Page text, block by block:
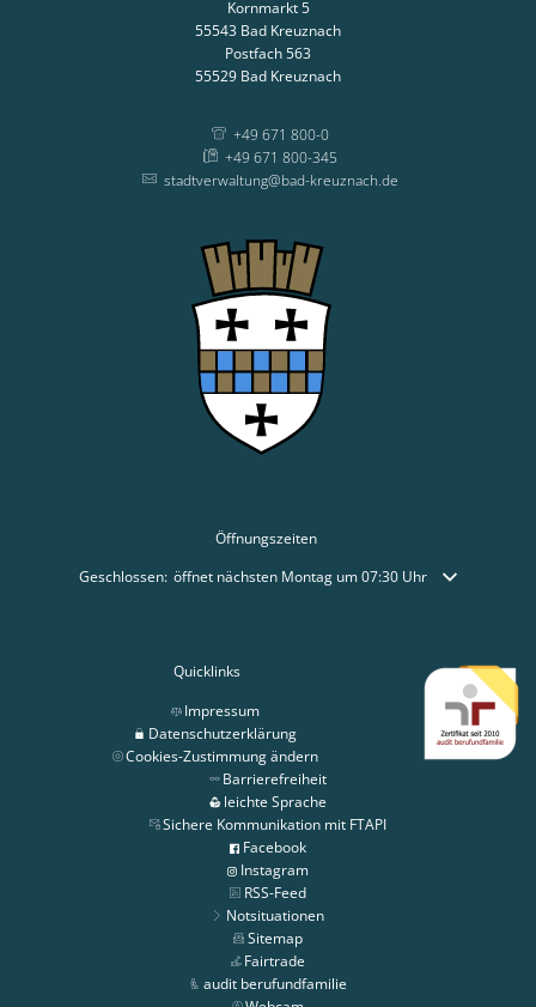
Kornmarkt 5
55543 Bad Kreuznach
Postfach 563
55529 Bad Kreuznach
+49 671 800-0
+49 671 800-345
stadtverwaltung@bad-kreuznach.de
Öffnungszeiten
Klicken, um weitere Öffnungs- oder Schließzeiten auszublenden
Geschlossen: öffnet nächsten Montag um 07:30 Uhr
Quicklinks
Impressum
Datenschutzerklärung
Cookies-Zustimmung ändern
Barrierefreiheit
leichte Sprache
Sichere Kommunikation mit FTAPI
Facebook
Instagram
RSS-Feed
Notsituationen
Sitemap
Fairtrade
audit berufundfamilie